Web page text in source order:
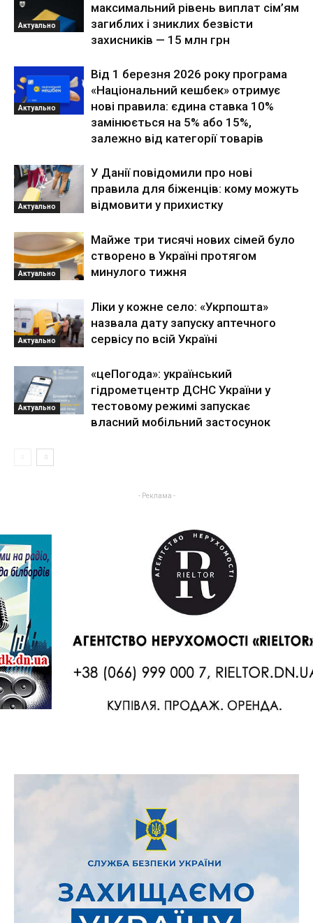
Актуально
максимальний рівень виплат сім’ям
загиблих і зниклих безвісти
захисників — 15 млн грн
Актуально
Від 1 березня 2026 року програма
«Національний кешбек» отримує
нові правила: єдина ставка 10%
замінюється на 5% або 15%,
залежно від категорії товарів
Актуально
У Данії повідомили про нові
правила для біженців: кому можуть
відмовити у прихистку
Актуально
Майже три тисячі нових сімей було
створено в Україні протягом
минулого тижня
Актуально
Ліки у кожне село: «Укрпошта»
назвала дату запуску аптечного
сервісу по всій Україні
Актуально
«цеПогода»: український
гідрометцентр ДСНС України у
тестовому режимі запускає
власний мобільний застосунок
- Реклама -